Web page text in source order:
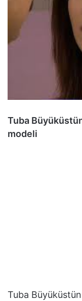
Tuba
modeli
Tuba